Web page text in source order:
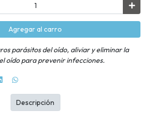
Agregar al carro
parásitos del oído, aliviar y eliminar la
oído para prevenir infecciones.
Descripción